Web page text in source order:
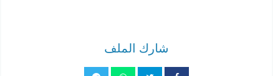
شارك الملف